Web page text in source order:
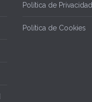
Política de Privacidad
Política de Cookies